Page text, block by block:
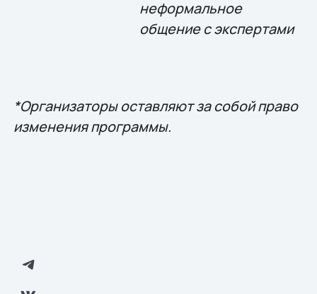
неформальное
общение с экспертами
*Организаторы оставляют за собой право
изменения программы.